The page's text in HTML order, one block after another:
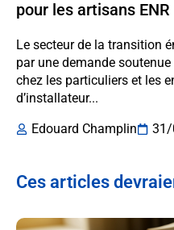
pour les artisans ENR
Le secteur de la transition
par une demande
chez les particuliers et les
d’installateur...
Edouard Champlin
Ces articles